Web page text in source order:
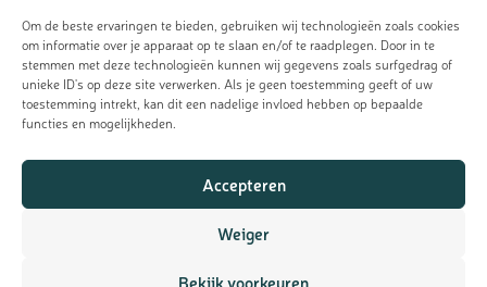
Om de beste ervaringen te bieden, gebruiken wij technologieën zoals cookies
om informatie over je apparaat op te slaan en/of te raadplegen. Door in te
stemmen met deze technologieën kunnen wij gegevens zoals surfgedrag of
unieke ID's op deze site verwerken. Als je geen toestemming geeft of uw
toestemming intrekt, kan dit een nadelige invloed hebben op bepaalde
functies en mogelijkheden.
Accepteren
Weiger
Bekijk voorkeuren
Meld je aan voor de nieuwsbrief
Ontvang de laatste updates, nieuws en aanbiedingen als eerst